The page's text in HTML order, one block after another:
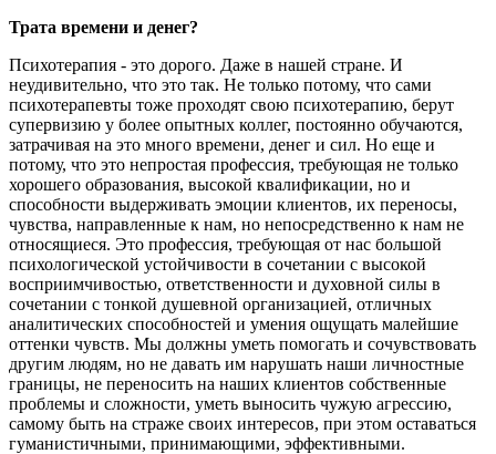
Трата времени и денег?
Психотерапия - это дорого. Даже в нашей стране. И
неудивительно, что это так. Не только потому, что сами
психотерапевты тоже проходят свою психотерапию, берут
супервизию у более опытных коллег, постоянно обучаются,
затрачивая на это много времени, денег и сил. Но еще и
потому, что это непростая профессия, требующая не только
хорошего образования, высокой квалификации, но и
способности выдерживать эмоции клиентов, их переносы,
чувства, направленные к нам, но непосредственно к нам не
относящиеся. Это профессия, требующая от нас большой
психологической устойчивости в сочетании с высокой
восприимчивостью, ответственности и духовной силы в
сочетании с тонкой душевной организацией, отличных
аналитических способностей и умения ощущать малейшие
оттенки чувств. Мы должны уметь помогать и сочувствовать
другим людям, но не давать им нарушать наши личностные
границы, не переносить на наших клиентов собственные
проблемы и сложности, уметь выносить чужую агрессию,
самому быть на страже своих интересов, при этом оставаться
гуманистичными, принимающими, эффективными.